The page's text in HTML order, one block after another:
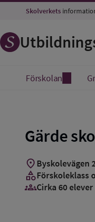
Skolverkets
Förskolan
Gärde
Spara
location_on Byskolevägen
categoryFörskoleklass
groups_3Cirka 60 elever